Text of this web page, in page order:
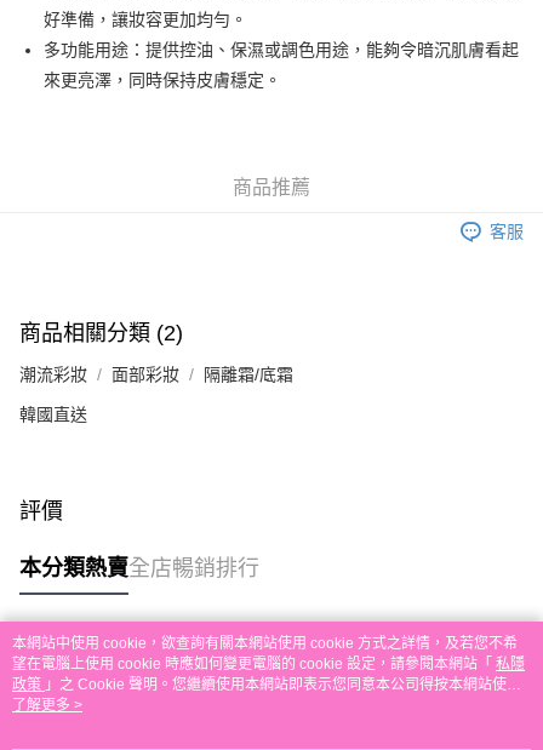
PayMe
WeChat Pay
銀行匯款 請將存款存到以下銀行帳戶，並於存款單據寫上訂單編號後電郵至
eshop@colourmix-cosmetics.com** **我們不會處理沒有提供存款單據的訂
單。 如果訂購後七個工作天內我們未能收到有關存款，有關訂單將被取消。
付款後順豐站及營業點取貨
本地配送
免運費
其他地區配送
好準備，讓妝容更加均勻。
多功能用途：提供控油、保濕或調色用途，能夠令暗沉肌膚看起
來更亮澤，同時保持皮膚穩定。
商品推薦
客服
商品相關分類 (2)
潮流彩妝 面部彩妝 隔離霜/底霜
韓國直送
評價
本分類熱賣全店暢銷排行
熱門標籤
熱銷排行
本網站中使用 cookie，欲查詢有關本網站使用 cookie 方式之詳情，及若您不希
望在電腦上使用 cookie 時應如何變更電腦的 cookie 設定，請參閱本網站「 私隱
政策 」之 Cookie 聲明。您繼續使用本網站即表示您同意本公司得按本網站使用
條款之 Cookie 聲明使用 cookie。
了解更多 >